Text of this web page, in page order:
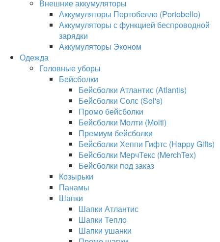
Внешние аккумуляторы
Аккумуляторы Портобелло (Portobello)
Аккумуляторы с функцией беспроводной
зарядки
Аккумуляторы Эконом
Одежда
Головные уборы
Бейсболки
Бейсболки Атлантис (Atlantis)
Бейсболки Солс (Sol's)
Промо бейсболки
Бейсболки Молти (Molti)
Премиум бейсболки
Бейсболки Хеппи Гифтс (Happy Gifts)
Бейсболки МерчТекс (MerchTex)
Бейсболки под заказ
Козырьки
Панамы
Шапки
Шапки Атлантис
Шапки Тепло
Шапки ушанки